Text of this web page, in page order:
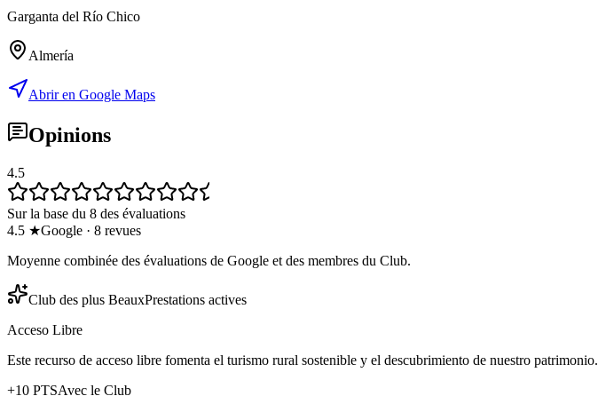
Garganta del Río Chico
Almería
Abrir en Google Maps
Opinions
4.5
Sur la base du 8 des évaluations
4.5 ★Google · 8 revues
Moyenne combinée des évaluations de Google et des membres du Club.
Club des plus BeauxPrestations actives
Acceso Libre
Este recurso de acceso libre fomenta el turismo rural sostenible y el descubrimiento de nuestro patrimonio.
+10 PTSAvec le Club